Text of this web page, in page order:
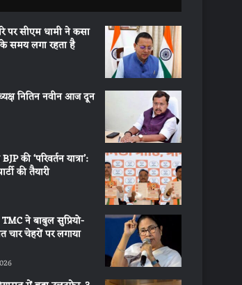
पर सीएम धामी ने कसा
समय लगा रहता है
नितिन नवीन आज दून
की ‘परिवर्तन यात्रा’:
की तैयारी
ने बाबुल सुप्रियो-
चार चेहरों पर लगाया